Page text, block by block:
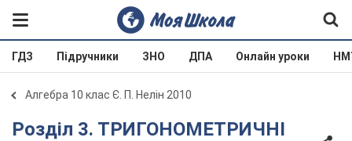
ГДЗ Підручники ЗНО ДПА Онлайн уроки
Алгебра 10 клас Є. П. Нелін 2010
Розділ 3. ТРИГОНОМЕТРИЧНІ